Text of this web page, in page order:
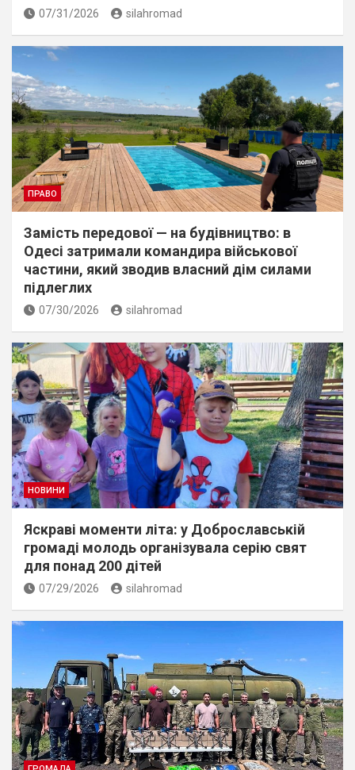
07/31/2026 silahromad
ПРАВО
Замість передової — на будівництво: в
Одесі затримали командира військової
частини, який зводив власний дім силами
підлеглих
07/30/2026 silahromad
НОВИНИ
Яскраві моменти літа: у Доброславській
громаді молодь організувала серію свят
для понад 200 дітей
07/29/2026 silahromad